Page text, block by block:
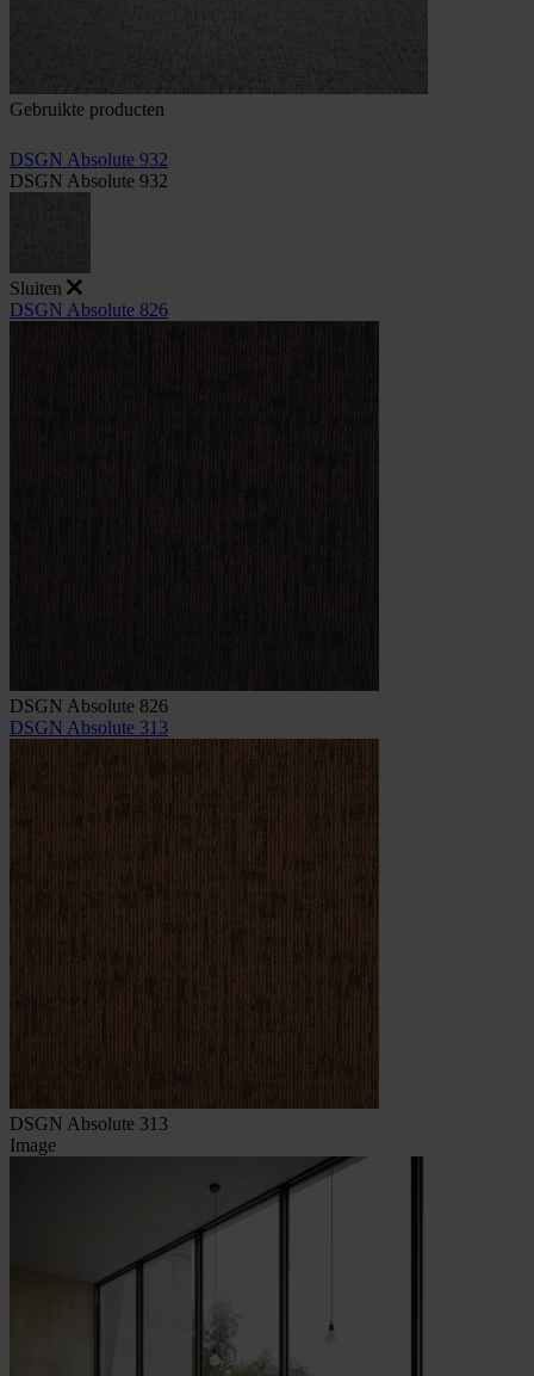
Gebruikte producten
DSGN Absolute 932
DSGN Absolute 932
Sluiten
DSGN Absolute 826
DSGN Absolute 826
DSGN Absolute 313
DSGN Absolute 313
Image